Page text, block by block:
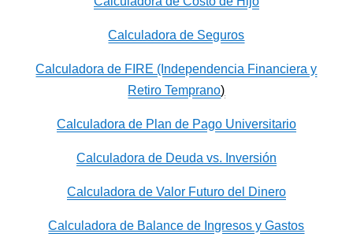
Calculadora de Seguros
Calculadora de FIRE (Independencia Financiera y
Retiro Temprano)
Calculadora de Plan de Pago Universitario
Calculadora de Deuda vs. Inversión
Calculadora de Valor Futuro del Dinero
Calculadora de Balance de Ingresos y Gastos